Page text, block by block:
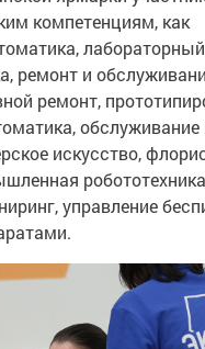
компетенциям, как
ремонт и
ремонт,
обслуживание
искусство,
управление